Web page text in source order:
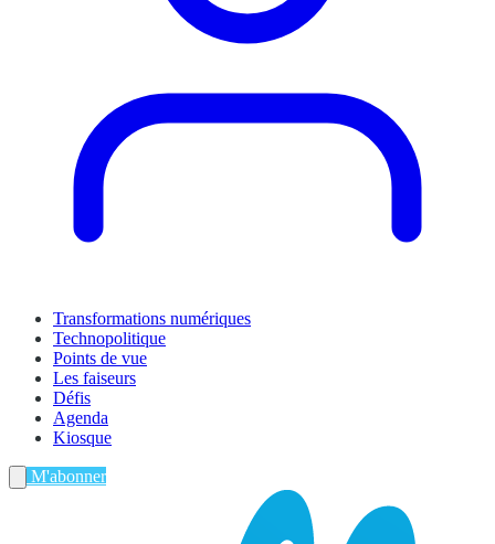
Transformations numériques
Technopolitique
Points de vue
Les faiseurs
Défis
Agenda
Kiosque
M'abonner